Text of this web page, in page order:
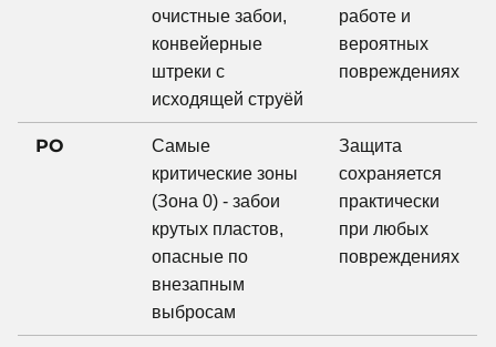
очистные забои,
конвейерные
штреки с
исходящей струёй
работе и
вероятных
повреждениях
РО
Самые
критические зоны
(Зона 0) - забои
крутых пластов,
опасные по
внезапным
выбросам
Защита
сохраняется
практически
при любых
повреждениях